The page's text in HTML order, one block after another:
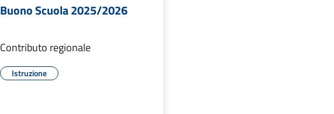
Buono Scuola 2025/2026
Contributo regionale
Istruzione